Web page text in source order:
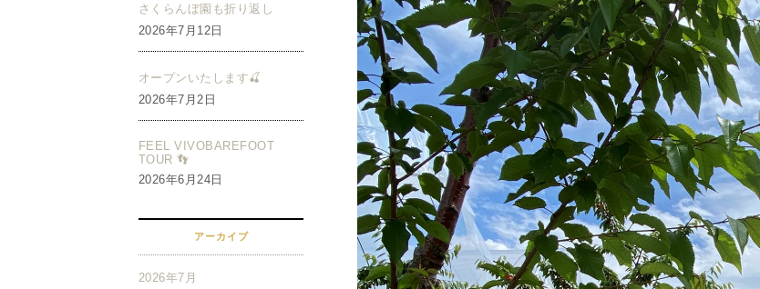
さくらんぼ園も折り返し
2026年7月12日
オープンいたします🍒
2026年7月2日
FEEL VIVOBAREFOOT
TOUR 👣
2026年6月24日
アーカイブ
2026年7月